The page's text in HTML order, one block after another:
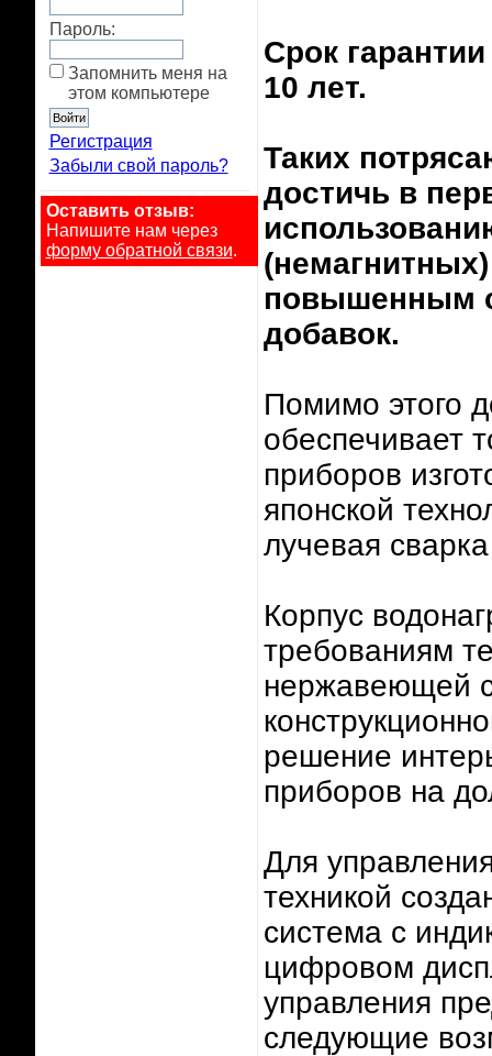
Пароль:
Запомнить меня на
этом компьютере
Регистрация
Забыли свой пароль?
Оставить отзыв:
Напишите нам через
форму обратной связи.
Срок
10 лет.
Таких
достичь в
повышенным
добавок.
Помимо этого
обеспечивает
приборов
японской
лучевая
Корпус
требованиям
нержавеющей
решение
приборов на
Для
техникой
система с
цифровом
управления
следующие